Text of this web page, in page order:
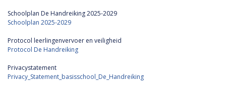
Schoolplan De Handreiking 2025-2029
Schoolplan 2025-2029
Protocol leerlingenvervoer en veiligheid
Protocol De Handreiking
Privacystatement
Privacy_Statement_basisschool_De_Handreiking